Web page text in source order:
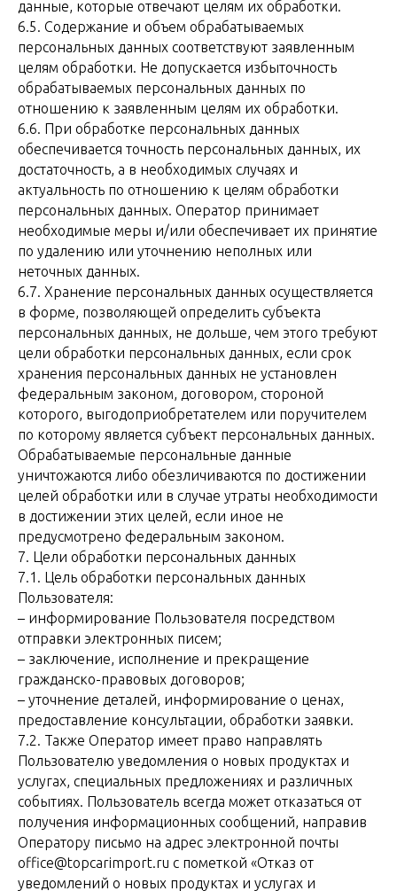
данные, которые отвечают целям их обработки.
6.5. Содержание и объем обрабатываемых
персональных данных соответствуют заявленным
целям обработки. Не допускается избыточность
обрабатываемых персональных данных по
отношению к заявленным целям их обработки.
6.6. При обработке персональных данных
обеспечивается точность персональных данных, их
достаточность, а в необходимых случаях и
актуальность по отношению к целям обработки
персональных данных. Оператор принимает
необходимые меры и/или обеспечивает их принятие
по удалению или уточнению неполных или
неточных данных.
6.7. Хранение персональных данных осуществляется
в форме, позволяющей определить субъекта
персональных данных, не дольше, чем этого требуют
цели обработки персональных данных, если срок
хранения персональных данных не установлен
федеральным законом, договором, стороной
которого, выгодоприобретателем или поручителем
по которому является субъект персональных данных.
Обрабатываемые персональные данные
уничтожаются либо обезличиваются по достижении
целей обработки или в случае утраты необходимости
в достижении этих целей, если иное не
предусмотрено федеральным законом.
7. Цели обработки персональных данных
7.1. Цель обработки персональных данных
Пользователя:
– информирование Пользователя посредством
отправки электронных писем;
– заключение, исполнение и прекращение
гражданско-правовых договоров;
– уточнение деталей, информирование о ценах,
предоставление консультации, обработки заявки.
7.2. Также Оператор имеет право направлять
Пользователю уведомления о новых продуктах и
услугах, специальных предложениях и различных
событиях. Пользователь всегда может отказаться от
получения информационных сообщений, направив
Оператору письмо на адрес электронной почты
office@topcarimport.ru с пометкой «Отказ от
уведомлений о новых продуктах и услугах и